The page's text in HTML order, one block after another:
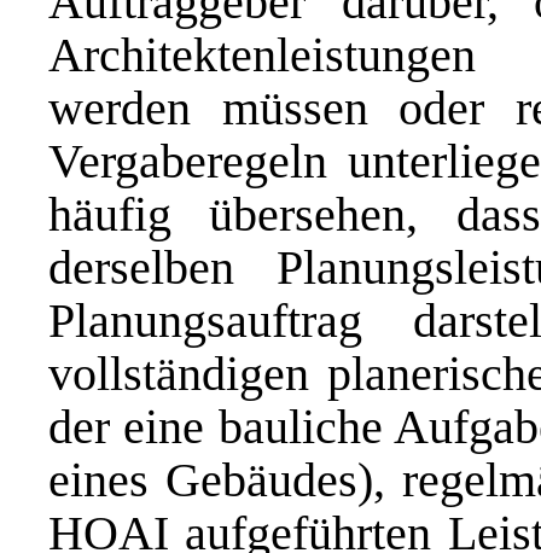
werden müssen oder
Vergaberegeln
häufig übersehen,
derselben
Planungsauftrag
vollständigen
der eine bauliche
eines Gebäudes),
HOAI aufgeführten